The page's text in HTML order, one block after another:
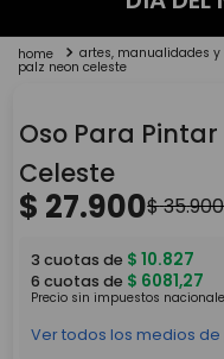
2.
lego
4.
monopatin
5. toy story
artes, manualidades y
palz neon celeste
Oso Para Pintar
Celeste
$ 27.900$35.900
3 cuotas de $ 10.827
6 cuotas de $ 6081,27
Precio sin impuestos
Ver todos los medios